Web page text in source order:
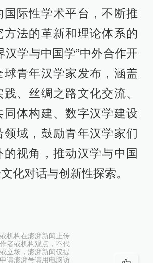
国际性学术平台，不断推
方法的革新和理论体系的
汉学与中国学”中外合作开
球青年汉学家发布，涵盖
、丝绸之路文化交流、
同体构建、数字汉学建设
领域，鼓励青年汉学家们
的视角，推动汉学与中国
化对话与创新性探索。
机构在澎湃新闻上传
者或机构观点，不代
立场，澎湃新闻仅提
请澎湃号请用电脑访